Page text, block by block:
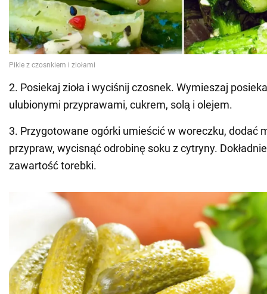
2. Posiekaj zioła i wyciśnij czosnek. Wymieszaj
ulubionymi przyprawami, cukrem, solą i olejem.
3. Przygotowane ogórki umieścić w woreczku, dodać
przypraw, wycisnąć odrobinę soku z cytryny.
zawartość torebki.